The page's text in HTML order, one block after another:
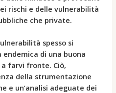
rischi e delle vulnerabilità
che private.
spesso si
di una buona
farvi fronte. Ciò,
della strumentazione
e un’analisi adeguate dei